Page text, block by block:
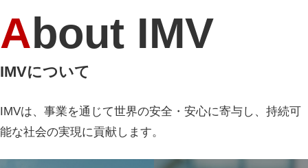
About IMV
IMVについて
IMVは、事業を通じて世界の安全・安心に寄与し、持続可
能な社会の実現に貢献します。